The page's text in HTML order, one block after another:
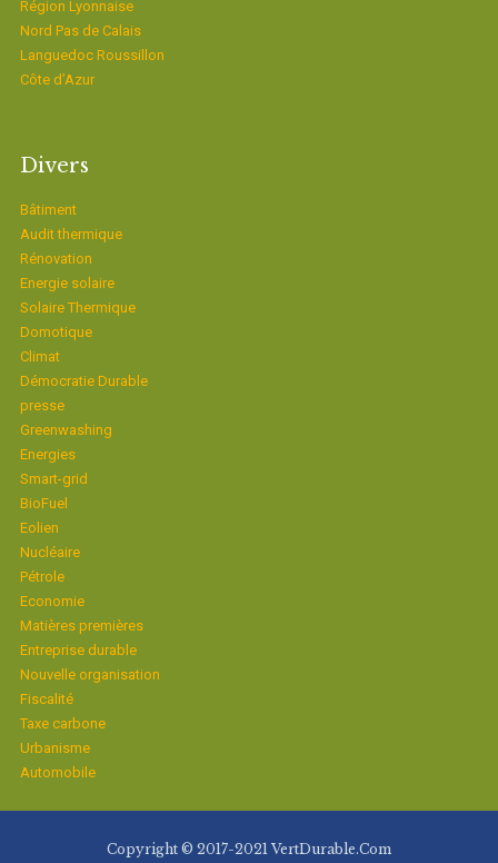
Région Lyonnaise
Nord Pas de Calais
Languedoc Roussillon
Côte d’Azur
Divers
Bâtiment
Audit thermique
Rénovation
Energie solaire
Solaire Thermique
Domotique
Climat
Démocratie Durable
presse
Greenwashing
Energies
Smart-grid
BioFuel
Eolien
Nucléaire
Pétrole
Economie
Matières premières
Entreprise durable
Nouvelle organisation
Fiscalité
Taxe carbone
Urbanisme
Automobile
Copyright © 2017-2021 VertDurable.Com